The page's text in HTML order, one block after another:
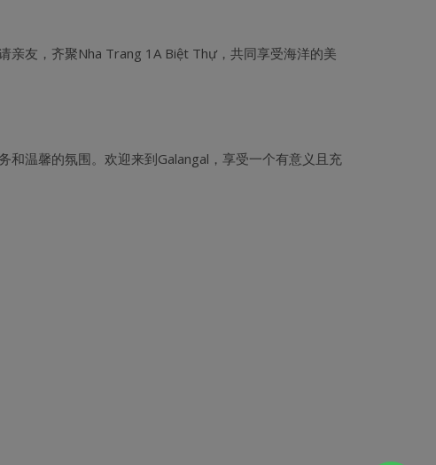
亲友，齐聚Nha Trang 1A Biệt Thự，共同享受海洋的美
温馨的氛围。欢迎来到Galangal，享受一个有意义且充